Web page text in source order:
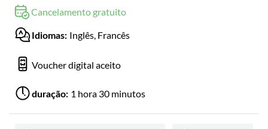
Cancelamento gratuito
Idiomas: Inglês, Francês
Voucher digital aceito
duração: 1 hora 30 minutos